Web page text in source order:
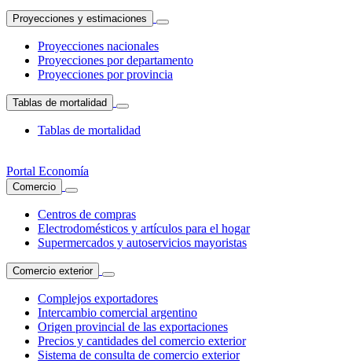
Proyecciones y estimaciones
Proyecciones nacionales
Proyecciones por departamento
Proyecciones por provincia
Tablas de mortalidad
Tablas de mortalidad
Portal Economía
Comercio
Centros de compras
Electrodomésticos y artículos para el hogar
Supermercados y autoservicios mayoristas
Comercio exterior
Complejos exportadores
Intercambio comercial argentino
Origen provincial de las exportaciones
Precios y cantidades del comercio exterior
Sistema de consulta de comercio exterior